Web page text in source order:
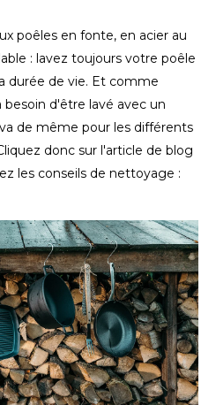
poêles en fonte, en acier au
: lavez toujours votre poêle
durée de vie. Et comme
d'être lavé avec un
de même pour les différents
donc sur l'article de blog
les conseils de nettoyage :